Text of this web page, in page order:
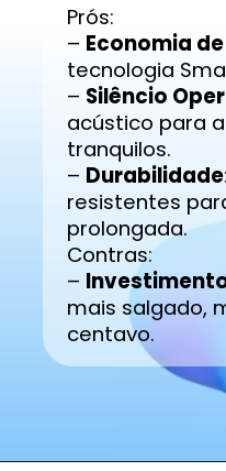
Prós:
– Economia
tecnologia
– Silêncio
acústico para
tranquilos.
– Durabilidade
resistentes
prolongada.
Contras:
–
mais salgado,
centavo.